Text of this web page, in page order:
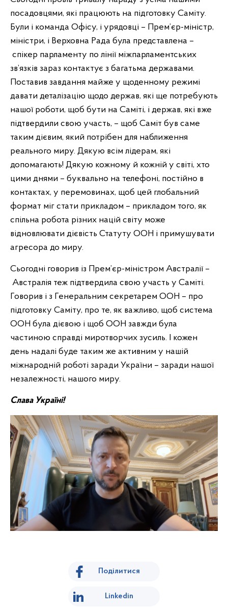
посадовцями, які працюють на підготовку Саміту.
Були і команда Офісу, і урядовці – Прем’єр-міністр,
міністри, і Верховна Рада була представлена –
спікер парламенту по лінії міжпарламентських
зв’язків зараз контактує з багатьма державами.
Поставив завдання майже у щоденному режимі
давати деталізацію щодо держав, які ще потребують
нашої роботи, щоб бути на Саміті, і держав, які вже
підтвердили свою участь, – щоб Саміт був саме
таким дієвим, який потрібен для наближення
реального миру. Дякую всім лідерам, які
допомагають! Дякую кожному й кожній у світі, хто
цими днями – буквально на телефоні, постійно в
контактах, у перемовинах, щоб цей глобальний
формат міг стати прикладом – прикладом того, як
спільна робота різних націй світу може
відновлювати дієвість Статуту ООН і примушувати
агресора до миру.
Сьогодні говорив із Прем’єр-міністром Австралії –
Австралія теж підтвердила свою участь у Саміті.
Говорив і з Генеральним секретарем ООН – про
підготовку Саміту, про те, як важливо, щоб система
ООН була дієвою і щоб ООН завжди була
частиною справді миротворчих зусиль. І кожен
день надалі буде таким же активним у нашій
міжнародній роботі заради України – заради нашої
незалежності, нашого миру.
Слава Україні!
Поділитися
Linkedin